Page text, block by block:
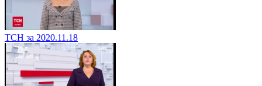
ТСН за 2020.11.18